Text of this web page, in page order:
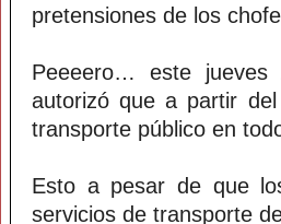
pretensiones de los
Peeeero… este jueves
autorizó que a partir
transporte público en
Esto a pesar de que
servicios de transporte